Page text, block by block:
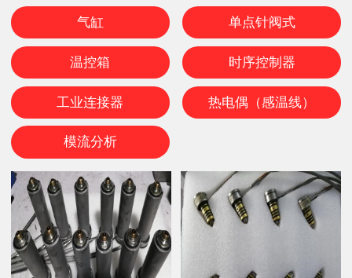
气缸 单点针阀式
温控箱 时序控制器
工业连接器 热电偶（感温线）
模流分析